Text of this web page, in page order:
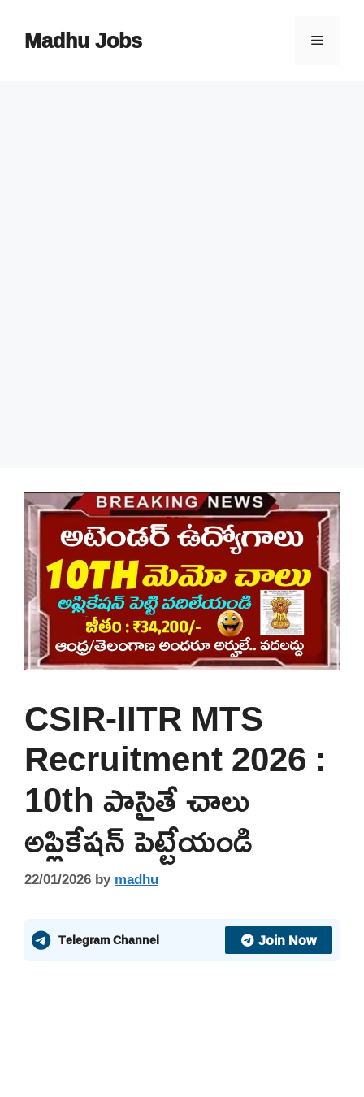
contentMadhu Jobs Menu
CSIR-IITR MTS
Recruitment 2026 :
10th పాసైతే చాలు
అప్లికేషన్ పెట్టేయండి
22/01/2026bymadhu
Telegram Channel Join Now